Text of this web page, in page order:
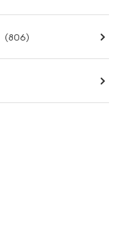
(806)